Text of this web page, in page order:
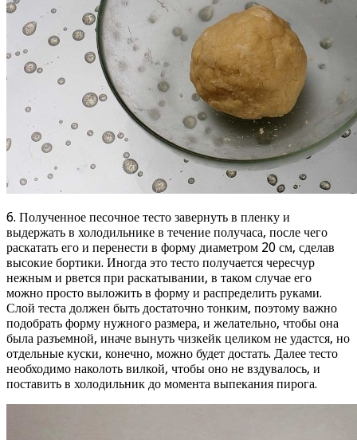
6. Полученное песочное тесто завернуть в пленку и
выдержать в холодильнике в течение получаса, после чего
раскатать его и перенести в форму диаметром 20 см, сделав
высокие бортики. Иногда это тесто получается чересчур
нежным и рвется при раскатывании, в таком случае его
можно просто выложить в форму и распределить руками.
Слой теста должен быть достаточно тонким, поэтому важно
подобрать форму нужного размера, и желательно, чтобы она
была разъемной, иначе вынуть чизкейк целиком не удастся, но
отдельные куски, конечно, можно будет достать. Далее тесто
необходимо наколоть вилкой, чтобы оно не вздувалось, и
поставить в холодильник до момента выпекания пирога.